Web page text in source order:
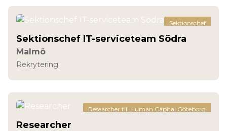
Sektionschef
Sektionschef IT-serviceteam Södra
Malmö
Rekrytering
Researcher till Human Capital Göteborg
Researcher